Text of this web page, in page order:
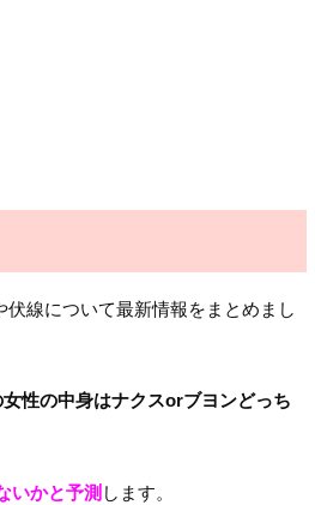
線について最新情報をまとめまし
性の中身はナクスorブヨンどっち
いかと予測 します。